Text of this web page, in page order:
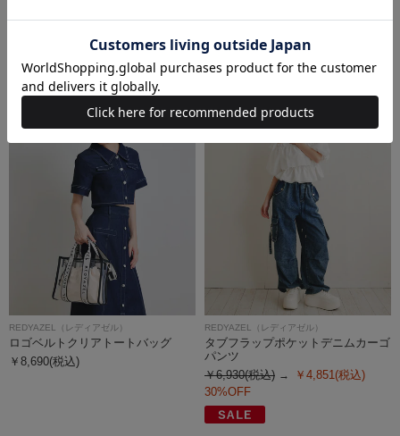
ロゴベルトクリアトートバッグ
￥8,690(税込)
ロゴベルトクリアトートバッグ
￥8,690(税込)
REDYAZEL（レディアゼル）
ロゴベルトクリアトートバッグ
￥8,690(税込)
REDYAZEL（レディアゼル）
タブフラップポケットデニムカーゴ
パンツ
￥6,930(税込)
￥4,851(税込)
30%OFF